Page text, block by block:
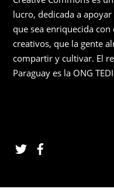
lucro, dedicada a
que sea enriquecida
creativos, que la gente
compartir y cultivar. El
Paraguay es la ONG